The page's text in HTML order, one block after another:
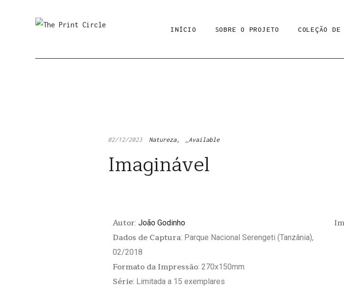
INÍCIO SOBRE O PROJETO COLEÇÃO DE
02/12/2023 Natureza _Available
Imaginável
Autor:João Godinho
Dados de Captura: Parque Nacional Serengeti (Tanzânia),
02/2018
Formato da Impressão: 270x150mm
Série: Limitada a 15 exemplares